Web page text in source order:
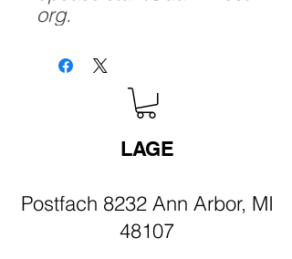
org.
LAGE
Postfach 8232 Ann Arbor, MI
48107